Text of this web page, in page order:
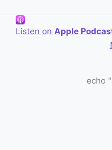
Listen on Apple
echo